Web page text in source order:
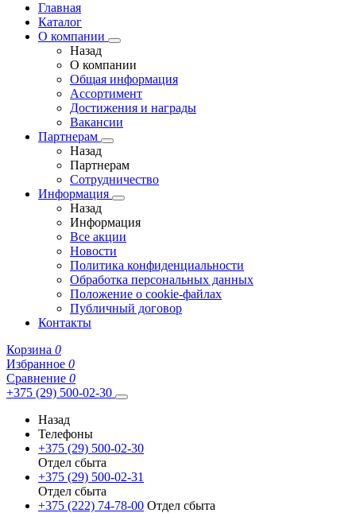
Главная
Каталог
О компании
Назад
О компании
Общая информация
Ассортимент
Достижения и награды
Вакансии
Партнерам
Назад
Партнерам
Сотрудничество
Информация
Назад
Информация
Все акции
Новости
Политика конфиденциальности
Обработка персональных данных
Положение о cookie-файлах
Публичный договор
Контакты
Корзина 0
Избранное 0
Сравнение 0
+375 (29) 500-02-30
Назад
Телефоны
+375 (29) 500-02-30
Отдел сбыта
+375 (29) 500-02-31
Отдел сбыта
+375 (222) 74-78-00 Отдел сбыта